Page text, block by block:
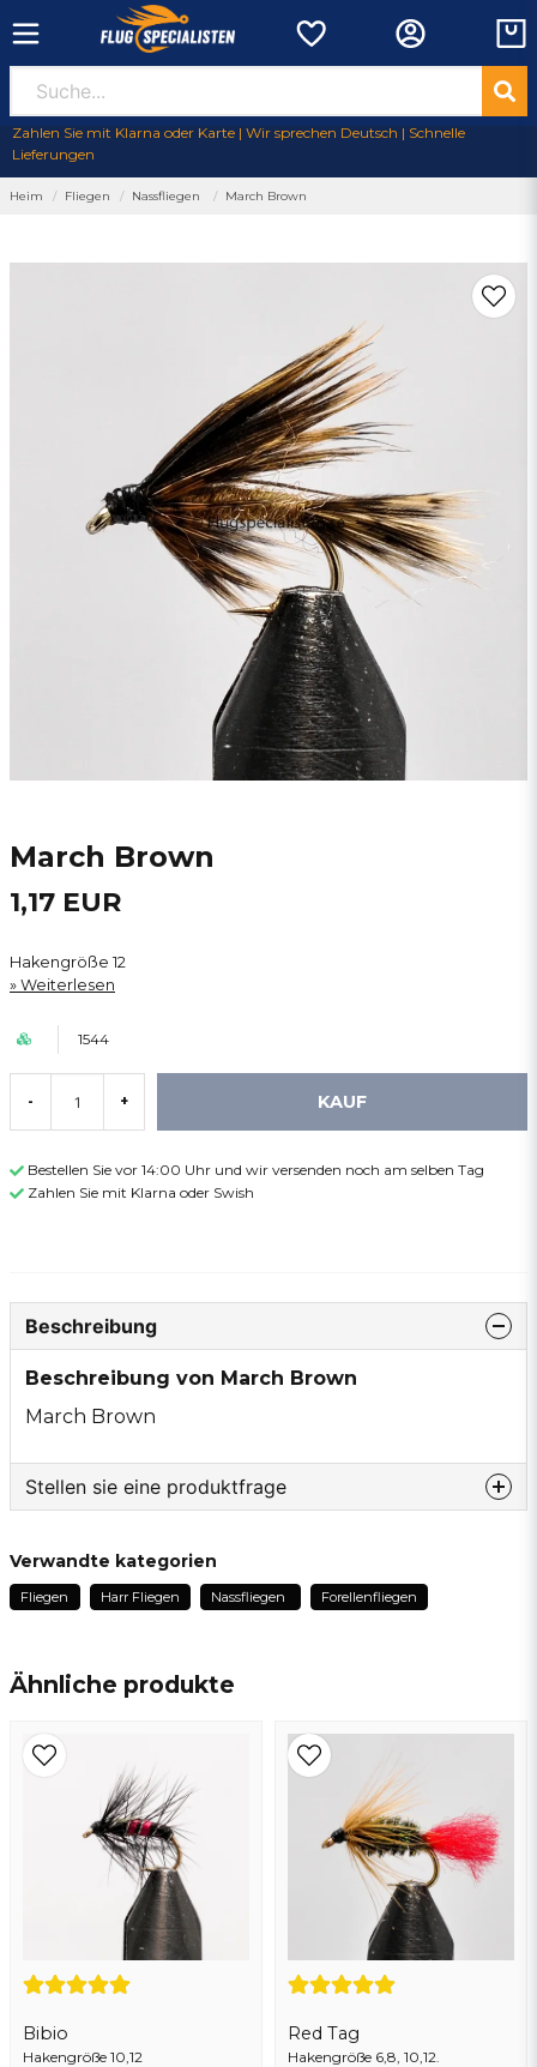
Zahlen Sie mit Klarna oder Karte | Wir sprechen Deutsch | Schnelle
Lieferungen
Heim Fliegen Nassfliegen March Brown
March Brown
1,17 EUR
Hakengröße 12
Weiterlesen
1544
- + KAUF
Bestellen Sie vor 14:00 Uhr und wir versenden noch am selben Tag
Zahlen Sie mit Klarna oder Swish
Ähnliche produkte
Bibio
Hakengröße 10,12
Red Tag
Hakengröße 6,8, 10,12.
Beschreibung
Beschreibung von March Brown
March Brown
Stellen sie eine produktfrage
Fragen sie uns etwas zu diesem produkt...
Name
email
E-Mail addresse
Ja, sie können meine frage veröffentlichen
Verwandte kategorien
Fliegen Harr Fliegen Nassfliegen Forellenfliegen